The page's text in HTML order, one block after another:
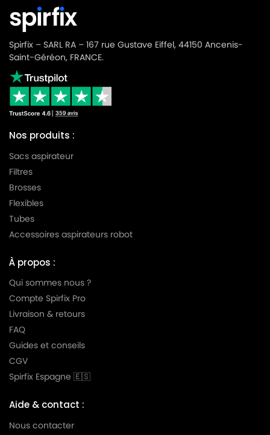
Spirfix – SARL RA – 167 rue Gustave Eiffel, 44150 Ancenis-
Saint-Géréon, FRANCE.
Nos produits :
Sacs aspirateur
Filtres
Brosses
Flexibles
Tubes
Accessoires aspirateurs robot
À propos :
Qui sommes nous ?
Compte Spirfix Pro
Livraison & retours
FAQ
Guides et conseils
CGV
Spirfix Espagne 🇪🇸
Aide & contact :
Nous contacter